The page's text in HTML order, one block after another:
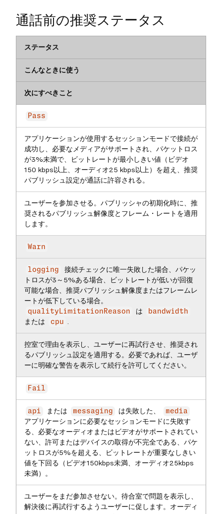
通話前の推奨ステータス
ステータス
こんなときに使う
次にすべきこと
Pass
アプリケーションが使用するセッションモードで接続が
成功し、必要なメディアがサポートされ、パケットロス
が3%未満で、ビットレートが最小しきい値（ビデオ
150 kbps以上、オーディオ25 kbps以上）を超え、推奨
パブリッシュ設定が通話に許容される。
ユーザーを参加させる。パブリッシャの初期化時に、推
奨されるパブリッシュ解像度とフレーム・レートを適用
します。
Warn
logging
接続チェックに唯一失敗した場合、パケッ
トロスが3～5%ある場合、ビットレートが低いが回復
可能な場合、推奨パブリッシュ解像度またはフレームレ
ートが低下している場合。
qualityLimitationReason は bandwidth
または cpu
控室で理由を表示し、ユーザーに再試行させ、推奨され
るパブリッシュ設定を適用する。必要であれば、ユーザ
ーに明確な警告を表示して続行を許可してください。
Fail
api または messaging は失敗した、 media
アプリケーションに必要なセッションモードに失敗す
る、必要なオーディオまたはビデオがサポートされてい
ない、許可またはデバイスの取得が不完全である、パケ
ットロスが5%を超える、ビットレートが重要なしきい
値を下回る（ビデオ150kbps未満、オーディオ25kbps
未満）。
ユーザーをまだ参加させない。待合室で問題を表示し、
解決後に再試行するようユーザーに促します。オーディ